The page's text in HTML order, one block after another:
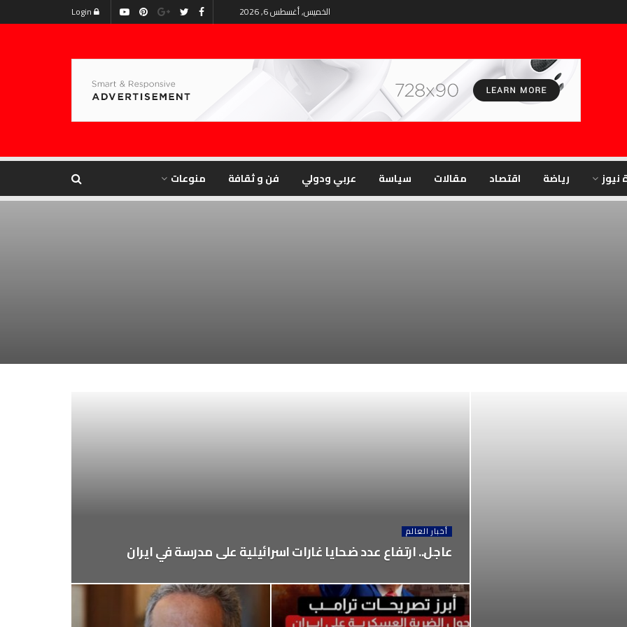
الخميس, أغسطس 6, 2026
نيوز رياضة اقتصاد مقالات سياسة عربي ودولي فن و ثقافة منوعات
أخبار العالم
عاجل.. ارتفاع عدد ضحايا غارات اسرائيلية على مدرسة في ايران